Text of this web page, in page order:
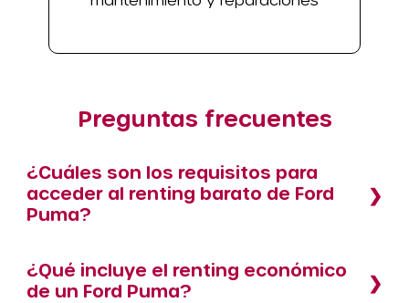
Preguntas frecuentes
¿Cuáles son los requisitos para
acceder al renting barato de Ford
Puma?
¿Qué incluye el renting económico
de un Ford Puma?